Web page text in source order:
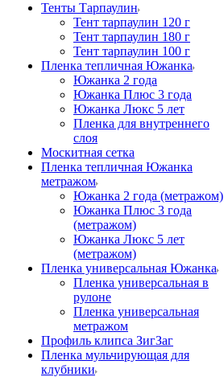
Тенты Тарпаулин
Тент тарпаулин 120 г
Тент тарпаулин 180 г
Тент тарпаулин 100 г
Пленка тепличная Южанка
Южанка 2 года
Южанка Плюс 3 года
Южанка Люкс 5 лет
Пленка для внутреннего
слоя
Москитная сетка
Пленка тепличная Южанка
метражом
Южанка 2 года (метражом)
Южанка Плюс 3 года
(метражом)
Южанка Люкс 5 лет
(метражом)
Пленка универсальная Южанка
Пленка универсальная в
рулоне
Пленка универсальная
метражом
Профиль клипса ЗигЗаг
Пленка мульчирующая для
клубники